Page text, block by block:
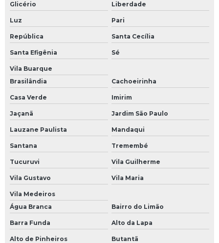
Glicério Liberdade
Luz Pari
República Santa Cecília
Santa Efigênia Sé
Vila Buarque
Brasilândia
Cachoeirinha
Casa Verde Imirim
Jaçanã Jardim São Paulo
Lauzane Paulista Mandaqui
Santana Tremembé
Tucuruvi Vila Guilherme
Vila Gustavo Vila Maria
Vila Medeiros
Água Branca
Bairro do Limão
Barra Funda Alto da Lapa
Alto de Pinheiros Butantã